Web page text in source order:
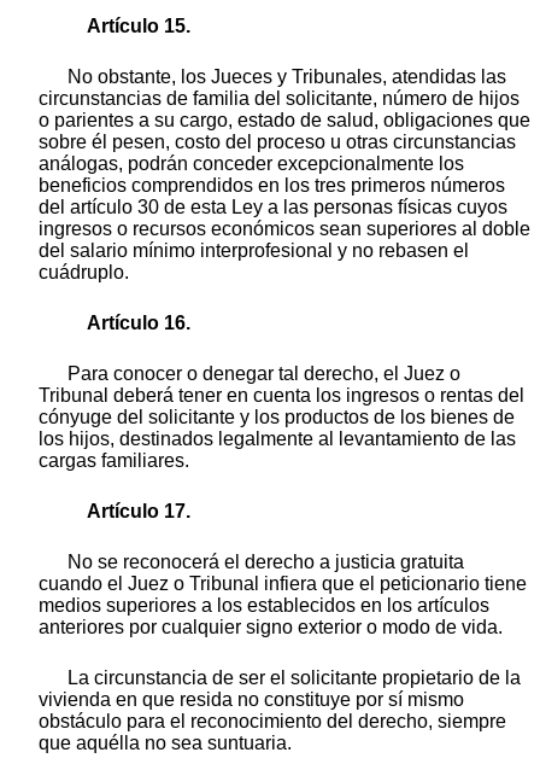
Artículo 15.
No obstante, los Jueces y Tribunales, atendidas las
circunstancias de familia del solicitante, número de hijos
o parientes a su cargo, estado de salud, obligaciones que
sobre él pesen, costo del proceso u otras circunstancias
análogas, podrán conceder excepcionalmente los
beneficios comprendidos en los tres primeros números
del artículo 30 de esta Ley a las personas físicas cuyos
ingresos o recursos económicos sean superiores al doble
del salario mínimo interprofesional y no rebasen el
cuádruplo.
Artículo 16.
Para conocer o denegar tal derecho, el Juez o
Tribunal deberá tener en cuenta los ingresos o rentas del
cónyuge del solicitante y los productos de los bienes de
los hijos, destinados legalmente al levantamiento de las
cargas familiares.
Artículo 17.
No se reconocerá el derecho a justicia gratuita
cuando el Juez o Tribunal infiera que el peticionario tiene
medios superiores a los establecidos en los artículos
anteriores por cualquier signo exterior o modo de vida.
La circunstancia de ser el solicitante propietario de la
vivienda en que resida no constituye por sí mismo
obstáculo para el reconocimiento del derecho, siempre
que aquélla no sea suntuaria.